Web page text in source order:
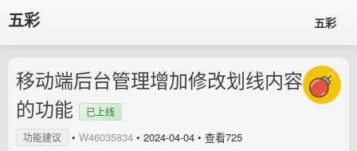
五彩 五彩
移动端后台管理增加修改划线内容
的功能
已上线
功能建议
• W46035834 • 2024-04-04 • 查看725